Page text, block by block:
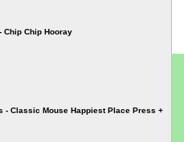
Chip Chip Hooray
- Classic Mouse Happiest Place Press +